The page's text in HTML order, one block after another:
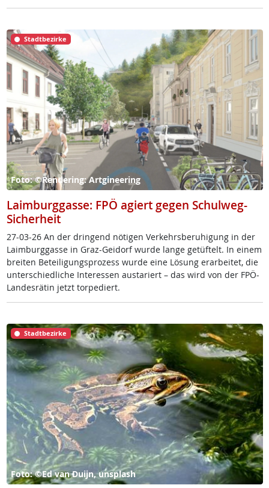
Stadtbezirke
Foto: ©Rendering: Artgineering
Laimburggasse: FPÖ agiert gegen Schulweg-
Sicherheit
27-03-26 An der drin­gend nö­t­i­gen Ver­kehrs­be­ru­hi­gung in der
Laim­burg­gas­se in Graz-Gei­dorf wur­de lan­ge ge­tüf­telt. In ei­nem
brei­ten Be­tei­li­gung­s­pro­zess wur­de ei­ne Lö­sung er­ar­bei­tet, die
un­ter­schied­li­che In­ter­es­sen au­s­ta­riert – das wird von der FPÖ-
Lan­des­rä­tin jetzt tor­pe­diert.
Stadtbezirke
Foto: ©Ed van Duijn, unsplash